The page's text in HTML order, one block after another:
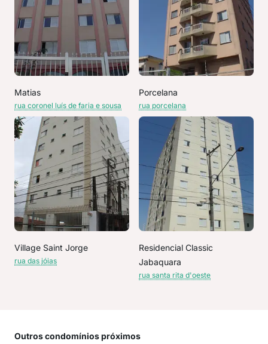
Matias
rua coronel luís de faria e sousa
Porcelana
rua porcelana
Village Saint Jorge
rua das jóias
Residencial Classic
Jabaquara
rua santa rita d'oeste
Outros condomínios próximos